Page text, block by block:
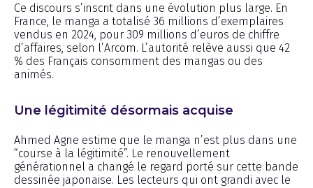
Ce discours s’inscrit dans une évolution plus large. En
France, le manga a totalisé 36 millions d’exemplaires
vendus en 2024, pour 309 millions d’euros de chiffre
d’affaires, selon l’Arcom. L’autorité relève aussi que 42
% des Français consomment des mangas ou des
animés.
Une légitimité désormais acquise
Ahmed Agne estime que le manga n’est plus dans une
“course à la légitimité”. Le renouvellement
générationnel a changé le regard porté sur cette bande
dessinée japonaise. Les lecteurs qui ont grandi avec le